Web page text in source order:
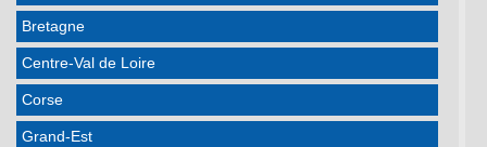
Bretagne
Centre-Val de Loire
Corse
Grand-Est